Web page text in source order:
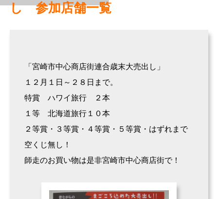
し 参加店舗一覧
「宮崎市中心商店街連合歳末大売出し」
１２月１日～２８日まで。
特賞 ハワイ旅行 ２本
１等 北海道旅行１０本
２等賞・３等賞・４等賞・５等賞・はずれまで
空くじ無し！
師走のお買い物は是非宮崎市中心商店街で！